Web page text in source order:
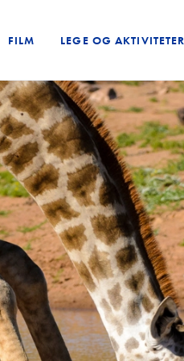
FILM LEGE OG AKTIVITETER